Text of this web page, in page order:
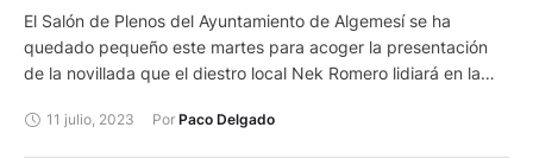
El Salón de Plenos del Ayuntamiento de Algemesí se ha
quedado pequeño este martes para acoger la presentación
de la novillada que el diestro local Nek Romero lidiará en la
11 julio, 2023 Por Paco Delgado